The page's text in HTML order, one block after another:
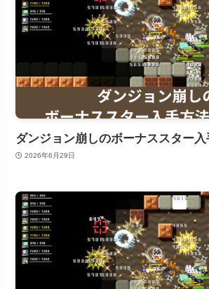
ダンジョン崩しのボーナススター
2026年6月29日